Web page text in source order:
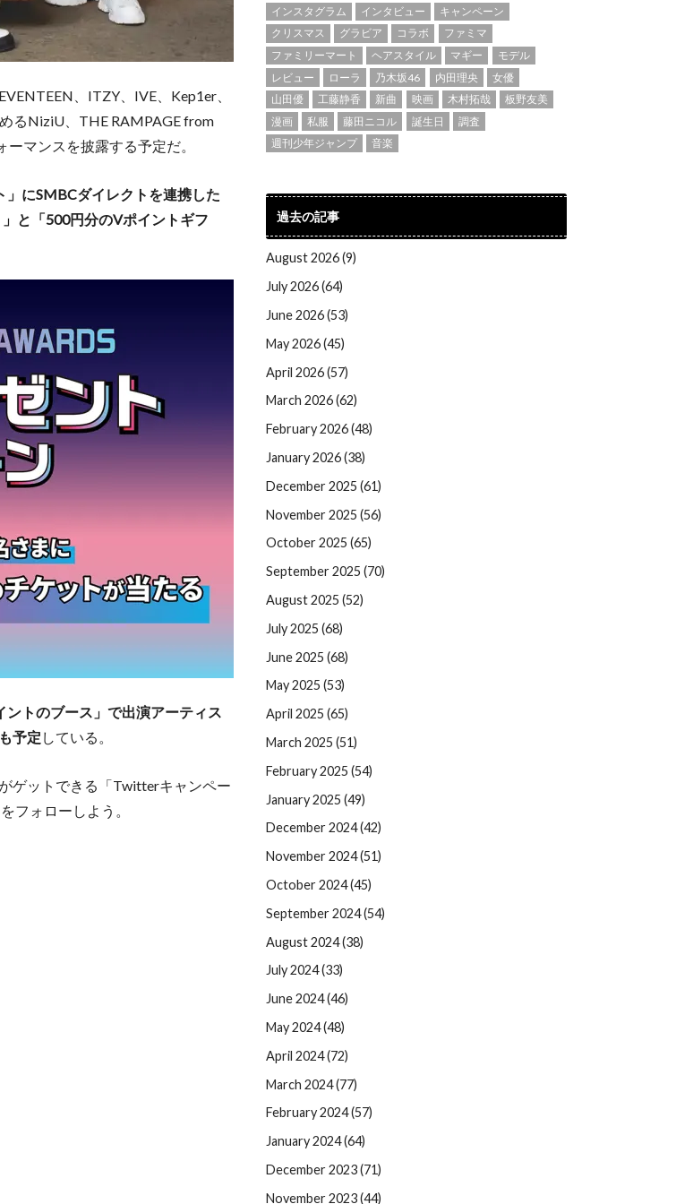
、ITZY、IVE、Kep1er、
るNiziU、THE RAMPAGE from
マンスを披露する予定だ。
にSMBCダイレクトを連携した
と「500円分のVポイントギフ
トのブース」で出演アーティス
予定 している。
ゲットできる「Twitterキャンペー
フォローしよう。
インスタグラム インタビュー
キャンペーン
クリスマス
グラビア コラボ
ファミマ
ファミリーマート
ヘアスタイル マギー
モデル
レビュー
ローラ 乃木坂46 内田理央
女優
山田優
工藤静香 新曲 映画 木村拓哉
板野友美
漫画
私服 藤田ニコル 誕生日
調査
週刊少年ジャンプ
音楽
過去の記事
August 2026 (9)
July 2026 (64)
June 2026 (53)
May 2026 (45)
April 2026 (57)
March 2026 (62)
February 2026 (48)
January 2026 (38)
December 2025 (61)
November 2025 (56)
October 2025 (65)
September 2025 (70)
August 2025 (52)
July 2025 (68)
June 2025 (68)
May 2025 (53)
April 2025 (65)
March 2025 (51)
February 2025 (54)
January 2025 (49)
December 2024 (42)
November 2024 (51)
October 2024 (45)
September 2024 (54)
August 2024 (38)
July 2024 (33)
June 2024 (46)
May 2024 (48)
April 2024 (72)
March 2024 (77)
February 2024 (57)
January 2024 (64)
December 2023 (71)
November 2023 (44)